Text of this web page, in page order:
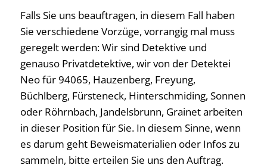
Falls Sie uns beauftragen, in diesem Fall haben
Sie verschiedene Vorzüge, vorrangig mal muss
geregelt werden: Wir sind Detektive und
genauso Privatdetektive, wir von der Detektei
Neo für 94065, Hauzenberg, Freyung,
Büchlberg, Fürsteneck, Hinterschmiding, Sonnen
oder Röhrnbach, Jandelsbrunn, Grainet arbeiten
in dieser Position für Sie. In diesem Sinne, wenn
es darum geht Beweismaterialien oder Infos zu
sammeln, bitte erteilen Sie uns den Auftrag.